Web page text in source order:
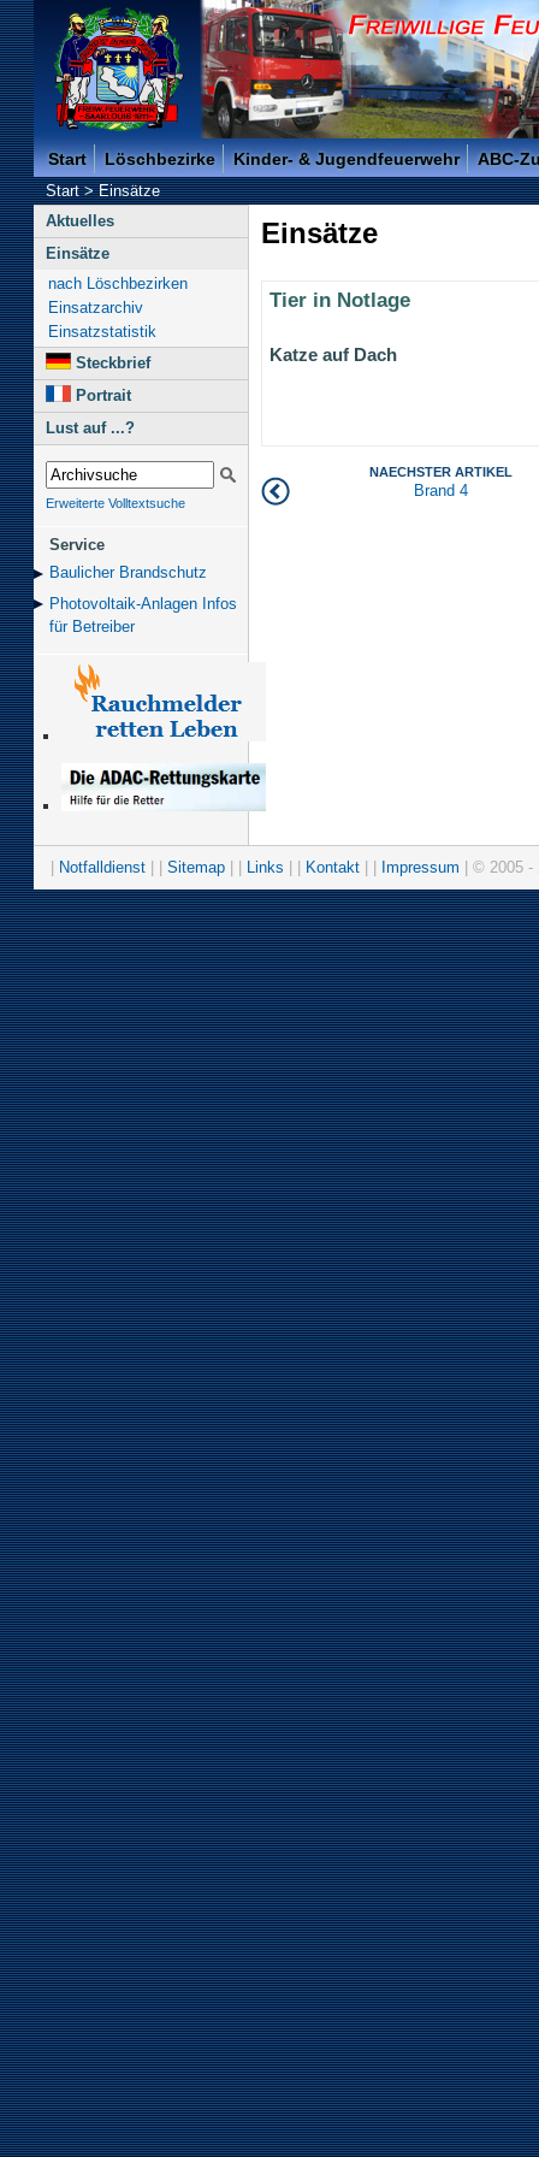
Freiwillige Feuerwehr der Kreisstadt Saarlouis -
Start Löschbezirke Kinder- & Jugendfeuerwehr ABC-
Start>Einsätze
Aktuelles
Einsätze
nach Löschbezirken
Einsatzarchiv
Einsatzstatistik
Steckbrief
Portrait
Lust auf ...?
Erweiterte Volltextsuche
Service
Baulicher Brand­schutz
Photovoltaik-Anlagen Infos
für Betreiber
Einsätze
Tier in Notlage
Katze auf Dach
NAECHSTER ARTIKEL
Brand 4
Notfalldienst Sitemap Links Kontakt Impressum | © 2005 -